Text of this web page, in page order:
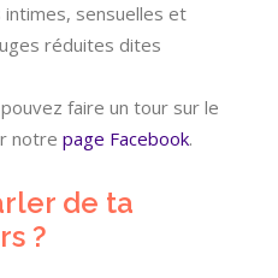
sensuelles et
réduites dites
faire un tour sur le
notre page Facebook.
de ta
?